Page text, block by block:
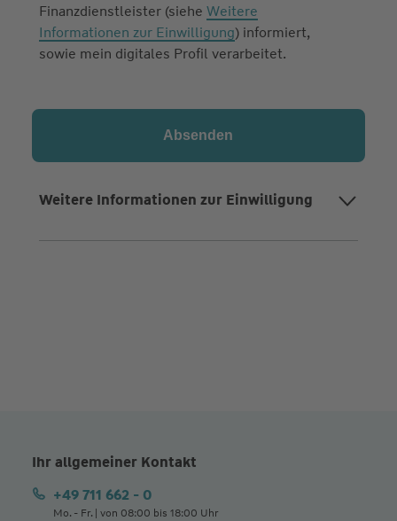
Finanzdienstleister (siehe Weitere
Informationen zur Einwilligung) informiert,
sowie mein digitales Profil verarbeitet.
Weitere Informationen zur Einwilligung
Ihr allgemeiner Kontakt
+49 711 662 - 0
Mo. - Fr. | von 08:00 bis 18:00 Uhr